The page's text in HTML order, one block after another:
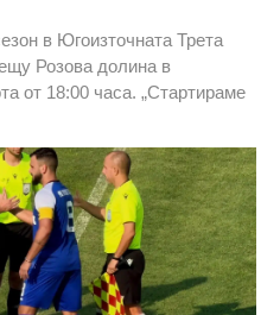
в Югоизточната Трета
Розова долина в
от 18:00 часа. „Стартираме